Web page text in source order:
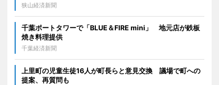
狭山経済新聞
千葉ポートタワーで「BLUE＆FIRE mini」 地元店が鉄板
焼き料理提供
千葉経済新聞
上里町の児童生徒16人が町長らと意見交換 議場で町への
提案、再質問も